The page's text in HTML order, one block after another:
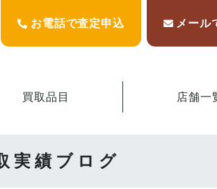
お電話で査定申込 メール
買取品目 店舗一
実績ブログ